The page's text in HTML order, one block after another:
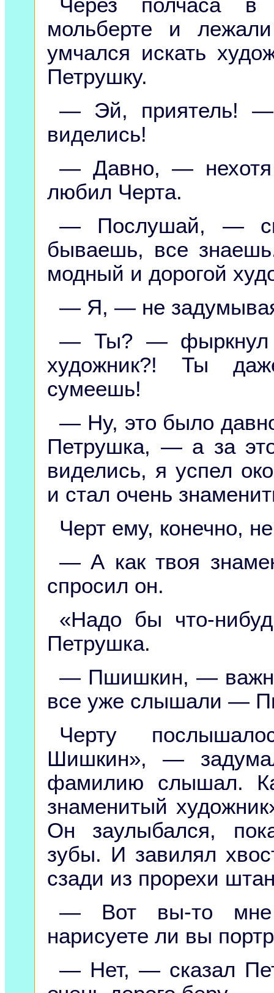
мольберте и
умчался искать
Петрушку.
— Эй, приятель!
виделись!
— Давно, — нехотя
любил Черта.
— Послушай, —
бываешь, все
модный и дорогой
— Я, — не
— Ты? — фыркнул
художник?! Ты
сумеешь!
— Ну, это было
Петрушка, — а за
виделись, я успел
и стал очень
Черт ему, конечно,
— А как твоя
спросил он.
«Надо бы что-
Петрушка.
— Пшишкин, —
все уже слышали —
Черту
Шишкин», —
фамилию слышал.
знаменитый
Он заулыбался,
зубы. И завилял
сзади из прорехи
— Вот вы-то
нарисуете ли вы
— Нет, — сказал